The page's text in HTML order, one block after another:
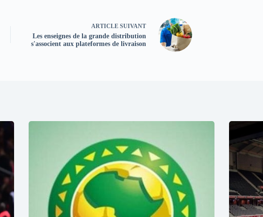
ARTICLE SUIVANT
Les enseignes de la grande distribution
s'associent aux plateformes de livraison